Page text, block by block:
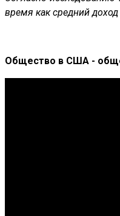
время как средний
Общество в США -